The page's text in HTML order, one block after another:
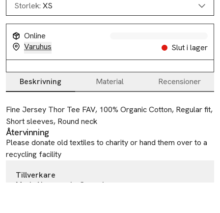
Storlek: XS
Online
Varuhus
Slut i lager
Beskrivning Material Recensioner
Beskrivning
Fine Jersey Thor Tee FAV, 100% Organic Cotton, Regular fit,
Short sleeves, Round neck
Återvinning
Please donate old textiles to charity or hand them over to a
recycling facility
Tillverkare
Mads Nørgaard - Copenhagen